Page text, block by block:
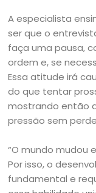
A especialista
ser que o
faça uma pausa,
ordem e, se
Essa atitude irá
do que tentar
mostrando então
pressão sem
“O mundo mudou
Por isso, o
fundamental e